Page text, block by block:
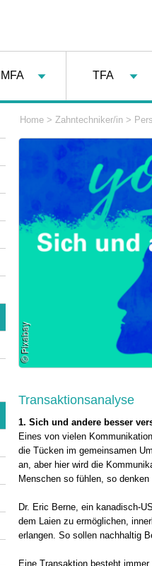
MFA TFA
Home > Zahntechniker/in >
Transaktionsanalyse
1. Sich und andere besser
Eines von vielen
die Tücken im gemeinsamen
an, aber hier wird die
Menschen so fühlen, so
Dr. Eric Berne, ein kanadisch-
dem Laien zu ermöglichen,
erlangen. So sollen nachhaltig
Eine Transaktion besteht